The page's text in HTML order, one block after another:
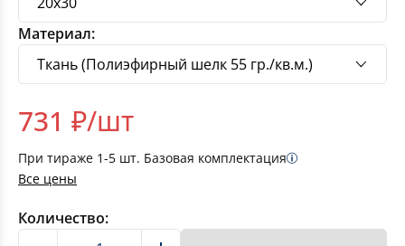
Материал:
731 ₽/шт
При тираже 1-5 шт. Базовая комплектация
Все цены
Количество: